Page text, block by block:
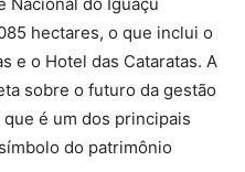
hectares, o que inclui o
e o Hotel das Cataratas. A
sobre o futuro da gestão
é um dos principais
do patrimônio